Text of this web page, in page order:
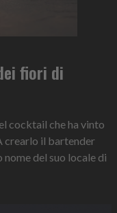
fiori di
cocktail che ha vinto
crearlo il bartender
nome del suo locale di